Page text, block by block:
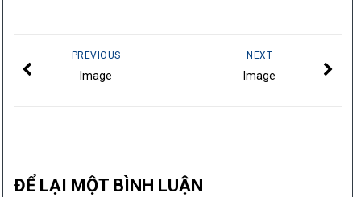
NEXT
Image
PREVIOUS
Image
ĐỂ LẠI MỘT BÌNH LUẬN